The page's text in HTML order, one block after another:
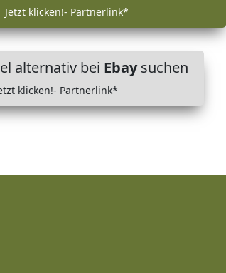
Jetzt klicken!- Partnerlink*
alternativ bei Ebaysuchen
klicken!- Partnerlink*